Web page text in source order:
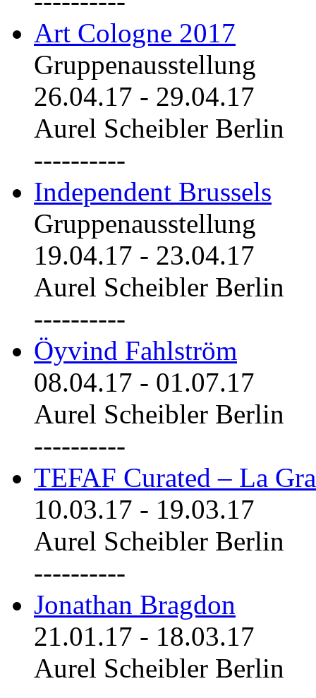
Art Cologne 2017
Gruppenausstellung
26.04.17 - 29.04.17
Aurel Scheibler Berlin
----------
Independent Brussels
Gruppenausstellung
19.04.17 - 23.04.17
Aurel Scheibler Berlin
----------
Öyvind Fahlström
08.04.17 - 01.07.17
Aurel Scheibler Berlin
----------
TEFAF Curated – La
10.03.17 - 19.03.17
Aurel Scheibler Berlin
----------
Jonathan Bragdon
21.01.17 - 18.03.17
Aurel Scheibler Berlin